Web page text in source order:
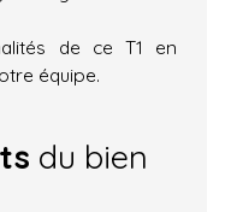
de ce T1 en
équipe.
du bien